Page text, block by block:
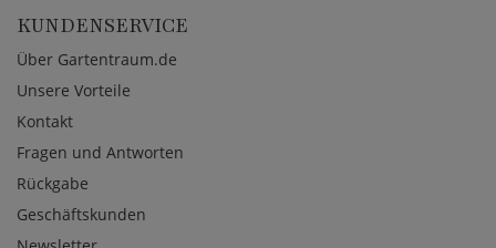
KUNDENSERVICE
Über Gartentraum.de
Unsere Vorteile
Kontakt
Fragen und Antworten
Rückgabe
Geschäftskunden